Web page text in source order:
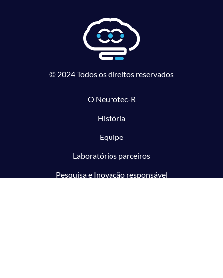
© 2024 Todos os direitos reservados
O Neurotec-R
História
Equipe
Laboratórios parceiros
Pesquisa e Inovação responsável